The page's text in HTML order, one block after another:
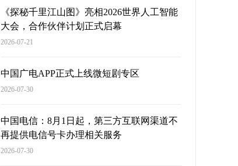
《探秘千里江山图》亮相2026世界人工智能
大会，合作伙伴计划正式启幕
2026-07-21
中国广电APP正式上线微短剧专区
2026-07-30
中国电信：8月1日起，第三方互联网渠道不
再提供电信号卡办理相关服务
2026-07-30